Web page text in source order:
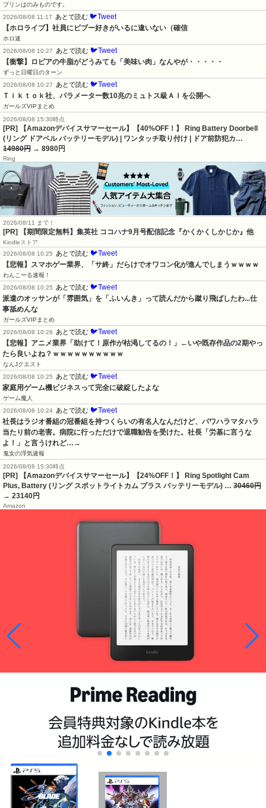
プリンはのみものです。
2026/08/08 11:17
あとで読む 🐦Tweet
【ホロライブ】社員にビブー好きがいるに違いない（確信
ホロ速
2026/08/08 10:27
あとで読む 🐦Tweet
【衝撃】ロピアの牛脂がどうみても「美味い肉」なんやが・・・・・
ずっと日曜日のターン
2026/08/08 10:27
あとで読む 🐦Tweet
Ｔｉｋｔｏｋ社、パラメーター数10兆のミュトス級ＡＩを公開へ
ガールズVIPまとめ
2026/08/08 15:30時点
[PR] 【Amazonデバイスサマーセール】【40%OFF！】 Ring Battery Doorbell
(リング ドアベル バッテリーモデル) | ワンタッチ取り付け | ドア前防犯カ…
14980円 → 8980円
Ring
2026/08/11 まで！
[PR] 【期間限定無料】集英社 ココハナ9月号配信記念『かくかくしかじか』他
Kindleストア
2026/08/08 10:25 あとで読む 🐦Tweet
【悲報】スマホゲー業界、「サ終」だらけでオワコン化が進んでしまうｗｗｗｗ
わんこーる速報！
2026/08/08 10:25 あとで読む 🐦Tweet
派遣のオッサンが「雰囲気」を「ふいんき」って読んだから蹴り飛ばしたわ...仕
事舐めんな
ガールズVIPまとめ
2026/08/08 10:26 あとで読む 🐦Tweet
【悲報】アニメ業界「助けて！原作が枯渇してるの！」←いや既存作品の2期やっ
たら良いよね？ｗｗｗｗｗｗｗｗｗｗ
なんJクエスト
2026/08/08 10:25 あとで読む 🐦Tweet
家庭用ゲーム機ビジネスって完全に破綻したよな
ゲーム魔人
2026/08/08 10:24 あとで読む 🐦Tweet
社長はラジオ番組の冠番組を持つくらいの有名人なんだけど、パワハラマタハラ
当たり前の老害。病院に行っただけで退職勧告を受けた。社長「労基に言うな
よ！」と言うけれど…→
鬼女の浮気速報
2026/08/08 15:30時点
[PR] 【Amazonデバイスサマーセール】【24%OFF！】 Ring Spotlight Cam
Plus, Battery (リング スポットライトカム プラス バッテリーモデル) … 30460円
→ 23140円
Amazon